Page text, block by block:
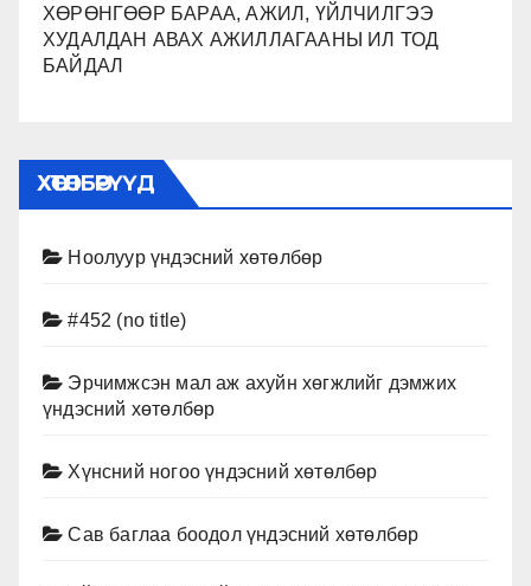
ХӨРӨНГӨӨР БАРАА, АЖИЛ, ҮЙЛЧИЛГЭЭ
ХУДАЛДАН АВАХ АЖИЛЛАГААНЫ ИЛ ТОД
БАЙДАЛ
ХӨТӨЛБӨРҮҮД
Ноолуур үндэсний хөтөлбөр
#452 (no title)
Эрчимжсэн мал аж ахуйн хөгжлийг дэмжих
үндэсний хөтөлбөр
Хүнсний ногоо үндэсний хөтөлбөр
Сав баглаа боодол үндэсний хөтөлбөр